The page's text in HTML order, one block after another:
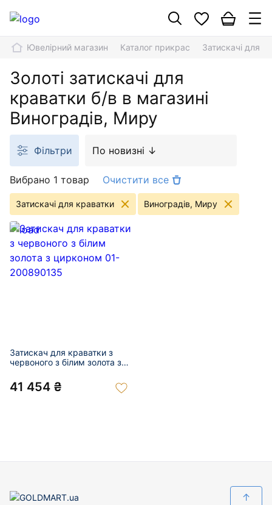
Ювелірний магазин Каталог прикрас Затискачі для
Золоті затискачі для
краватки б/в в магазині
Виноградів, Миру
Вибрано 1 товар Очистити все
Затискачі для краватки Виноградів, Миру
Фільтри По новизні ↓
Затискач для краватки з
червоного з білим золота з
41 454 ₴
↑